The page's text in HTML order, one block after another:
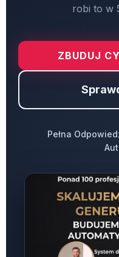
robi to w
ZBUDUJ
Pełna